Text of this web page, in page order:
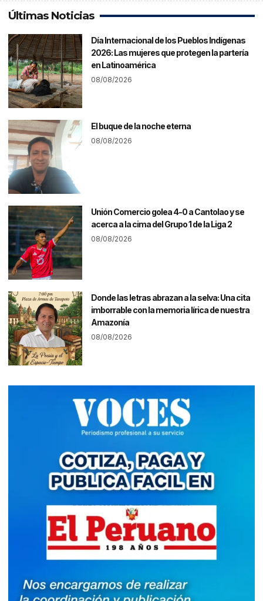
Últimas Noticias
Día Internacional de los Pueblos Indígenas
2026: Las mujeres que protegen la partería
en Latinoamérica
08/08/2026
El buque de la noche eterna
08/08/2026
Unión Comercio golea 4-0 a Cantolao y se
acerca a la cima del Grupo 1 de la Liga 2
08/08/2026
Donde las letras abrazan a la selva: Una cita
imborrable con la memoria lírica de nuestra
Amazonía
08/08/2026